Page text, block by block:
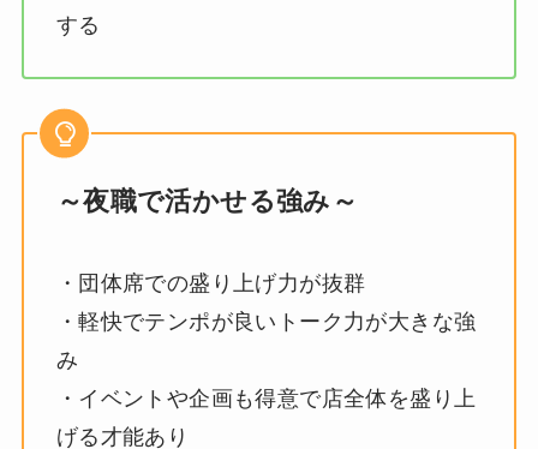
する
～夜職で活かせる強み～
・団体席での盛り上げ力が抜群
・軽快でテンポが良いトーク力が大きな強
み
・イベントや企画も得意で店全体を盛り上
げる才能あり